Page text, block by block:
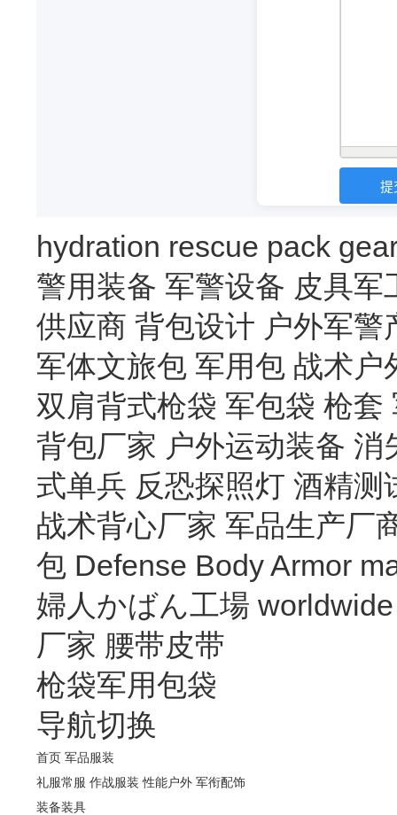
hydration rescue pack
警用装备 军警设备 皮具军
供应商 背包设计 户外军警
军体文旅包 军用包 战术户
双肩背式枪袋 军包袋 枪套
背包厂家 户外运动装备 消
式单兵 反恐探照灯 酒精测
战术背心厂家 军品生产厂
包 Defense Body Armor
婦人かばん工場 worldwide
厂家 腰带皮带
枪袋军用包袋
导航切换
首页 军品服装
礼服常服 作战服装 性能户外 军衔配饰
装备装具